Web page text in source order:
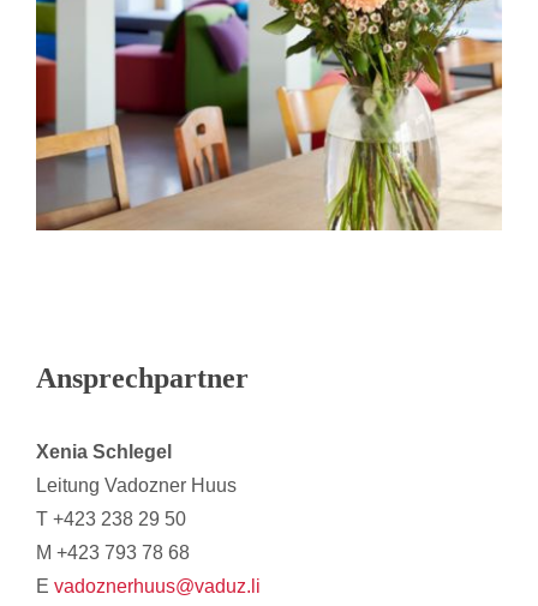
Ansprechpartner
Xenia Schlegel
Leitung Vadozner Huus
T +423 238 29 50
M +423 793 78 68
E vadoznerhuus@vaduz.li